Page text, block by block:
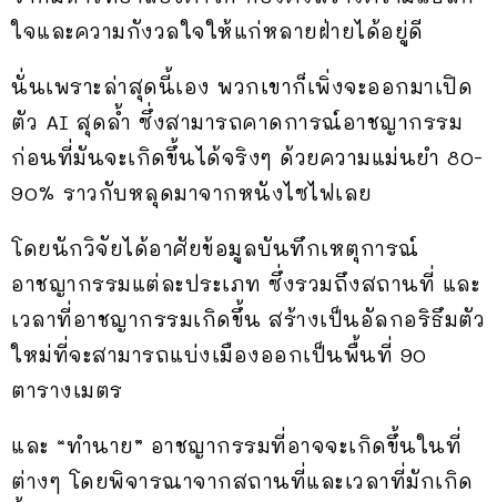
ใจและความกังวลใจให้แก่หลายฝ่ายได้อยู่ดี
นั่นเพราะล่าสุดนี้เอง พวกเขาก็เพิ่งจะออกมาเปิด
ตัว AI สุดล้ำ ซึ่งสามารถคาดการณ์อาชญากรรม
ก่อนที่มันจะเกิดขึ้นได้จริงๆ ด้วยความแม่นยำ 80-
90% ราวกับหลุดมาจากหนังไซไฟเลย
โดยนักวิจัยได้อาศัยข้อมูลบันทึกเหตุการณ์
อาชญากรรมแต่ละประเภท ซึ่งรวมถึงสถานที่ และ
เวลาที่อาชญากรรมเกิดขึ้น สร้างเป็นอัลกอริธึมตัว
ใหม่ที่จะสามารถแบ่งเมืองออกเป็นพื้นที่ 90
ตารางเมตร
และ “ทำนาย” อาชญากรรมที่อาจจะเกิดขึ้นในที่
ต่างๆ โดยพิจารณาจากสถานที่และเวลาที่มักเกิด